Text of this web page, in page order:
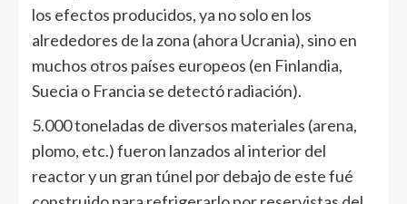
los efectos producidos, ya no solo en los
alrededores de la zona (ahora Ucrania), sino en
muchos otros países europeos (en Finlandia,
Suecia o Francia se detectó radiación).
5.000 toneladas de diversos materiales (arena,
plomo, etc.) fueron lanzados al interior del
reactor y un gran túnel por debajo de este fué